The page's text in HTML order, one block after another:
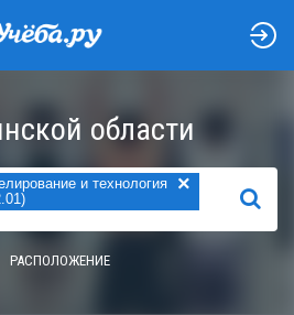
области
и технология
×
НАЙТИ
РАСПОЛОЖЕНИЕ